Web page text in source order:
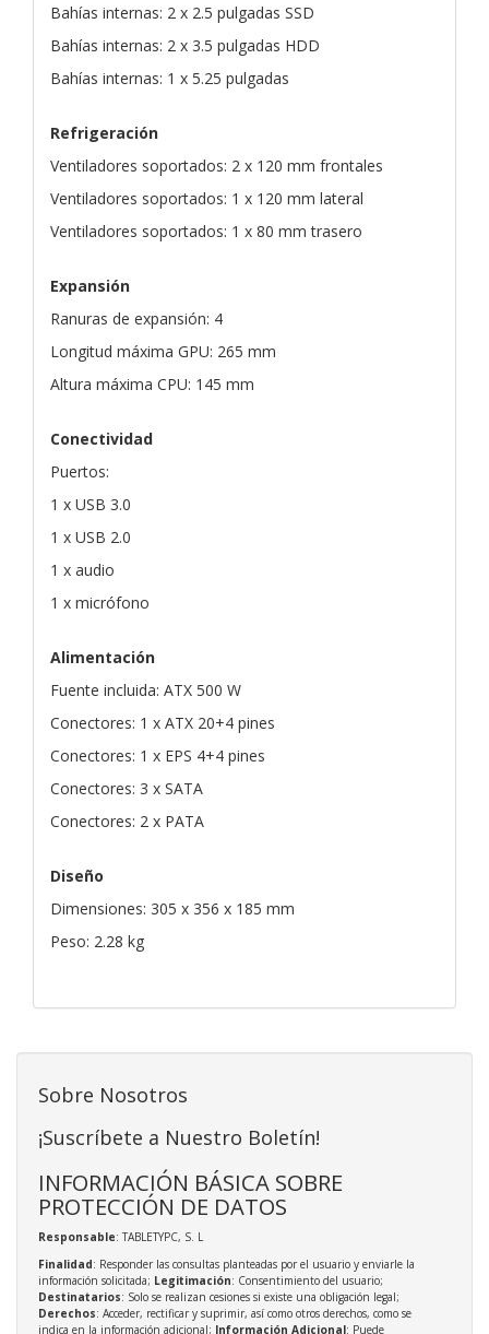
Bahías internas: 2 x 2.5 pulgadas SSD
Bahías internas: 2 x 3.5 pulgadas HDD
Bahías internas: 1 x 5.25 pulgadas
Refrigeración
Ventiladores soportados: 2 x 120 mm frontales
Ventiladores soportados: 1 x 120 mm lateral
Ventiladores soportados: 1 x 80 mm trasero
Expansión
Ranuras de expansión: 4
Longitud máxima GPU: 265 mm
Altura máxima CPU: 145 mm
Conectividad
Puertos:
1 x USB 3.0
1 x USB 2.0
1 x audio
1 x micrófono
Alimentación
Fuente incluida: ATX 500 W
Conectores: 1 x ATX 20+4 pines
Conectores: 1 x EPS 4+4 pines
Conectores: 3 x SATA
Conectores: 2 x PATA
Diseño
Dimensiones: 305 x 356 x 185 mm
Peso: 2.28 kg
Sobre Nosotros
¡Suscríbete a Nuestro Boletín!
INFORMACIÓN BÁSICA SOBRE
PROTECCIÓN DE DATOS
Responsable: TABLETYPC, S. L
Finalidad: Responder las consultas planteadas por el usuario y enviarle la
información solicitada; Legitimación: Consentimiento del usuario;
Destinatarios: Solo se realizan cesiones si existe una obligación legal;
Derechos: Acceder, rectificar y suprimir, así como otros derechos, como se
indica en la información adicional; Información Adicional: Puede